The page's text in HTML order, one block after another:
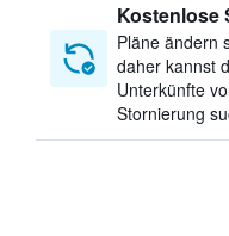
Kostenlose
Pläne ändern
daher kannst
Unterkünfte
Stornierung